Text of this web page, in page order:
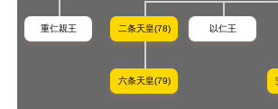
重仁親王 二条天皇(78)
六条天皇(79)
以仁王